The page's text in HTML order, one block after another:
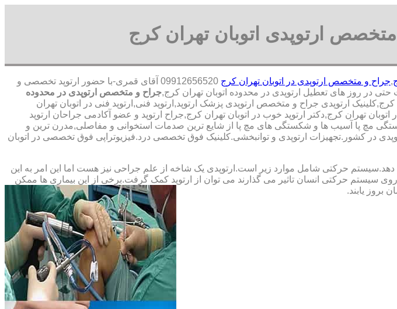
متخصص ارتوپدی اتوبان تهران کرج
,جراح و متخصص ارتوپدی در اتوبان تهران کرج
09912656520 آقای قمری-با حضور ارتوپد تخصصی و
جراح و متخصص ارتوپدی در محدوده
ارتوپدی جراح و متخصص ارتوپدی پزشک ارتوپد,ارتوپد فنی,ارتوپد فنی در اتوبان تهران
تهران کرج,دکتر ارتوپد خوب در اتوبان تهران کرج,جراح ارتوپد و عضو آکادمی جراحان ارتوپد
مچ پا آسیب ها و شکستگی های مچ پا از شایع ترین صدمات استخوانی و مفاصلی,مدرن ترین و
‏در ‏کشور.تجهیزات ارتوپدی و توانبخشی.کلینیک فوق تخصصی درد.فیزیوتراپی فوق تخصصی در اتوبان
حرکتی شامل موارد زیر است.ارتوپدی یک شاخه از علم جراحی نیز هست اما این امر به این
سیستم حرکتی انسان تاثیر می گذارند می توان از ارتوپد کمک گرفت.برخی از این بیماری ها ممکن
بروز یابند.